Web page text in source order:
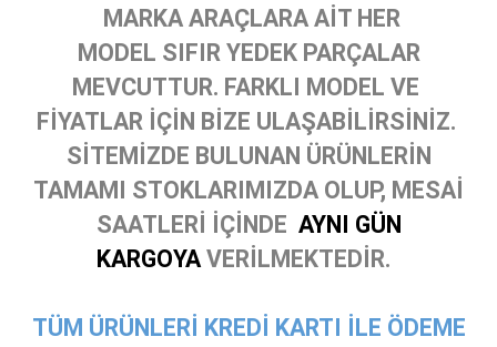
MARKA ARAÇLARA AİT HER
MODEL SIFIR YEDEK PARÇALAR
MEVCUTTUR. FARKLI MODEL VE
FİYATLAR İÇİN BİZE ULAŞABİLİRSİNİZ.
SİTEMİZDE BULUNAN ÜRÜNLERİN
TAMAMI STOKLARIMIZDA OLUP, MESAİ
SAATLERİ İÇİNDE AYNI GÜN
KARGOYA VERİLMEKTEDİR.
TÜM ÜRÜNLERİ KREDİ KARTI İLE ÖDEME